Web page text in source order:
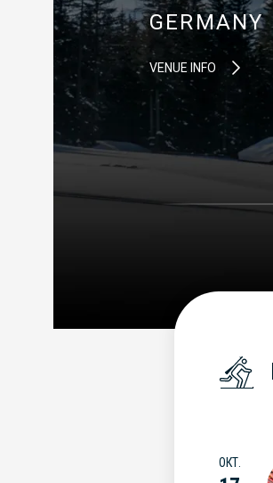
GERMANY
VENUE INFO
ОКТ.